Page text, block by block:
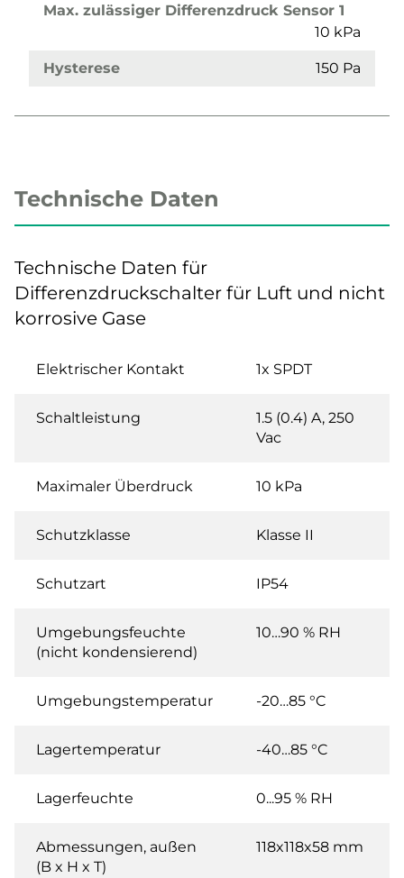
Max. zulässiger Differenzdruck Sensor 1
10 kPa
Hysterese 150 Pa
Technische Daten
Technische Daten für
Differenzdruckschalter für Luft und nicht
korrosive Gase
Elektrischer Kontakt 1x SPDT
Schaltleistung
1.5 (0.4) A, 250
Vac
Maximaler Überdruck 10 kPa
Schutzklasse Klasse II
Schutzart IP54
Umgebungsfeuchte
(nicht kondensierend)
10…90 % RH
Umgebungstemperatur -20…85 °C
Lagertemperatur -40…85 °C
Lagerfeuchte 0...95 % RH
Abmessungen, außen
(B x H x T)
118x118x58 mm